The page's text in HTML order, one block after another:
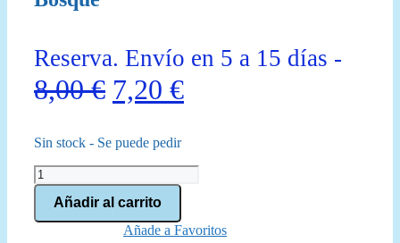
Reserva. Envío en 5 a 15 días -
8,00€ El
original
era:
8,00 €.
7,20 €El
7,20 €.
Sin stock - Se puede pedir
Kingdom
Legacy
Peligros
del
Añadir al carrito
Añade a Favoritos